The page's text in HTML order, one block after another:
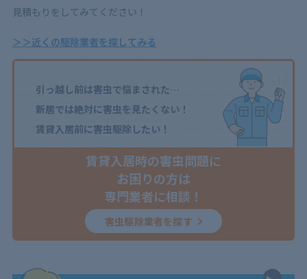
見積もりをしてみてください！
＞＞近くの駆除業者を探してみる
引っ越し前は害虫で悩まされた…
新居では絶対に害虫を見たくない！
賃貸入居前に害虫駆除したい！
賃貸入居時の害虫問題に
お困りの方は
専門業者に相談！
害虫駆除業者を探す